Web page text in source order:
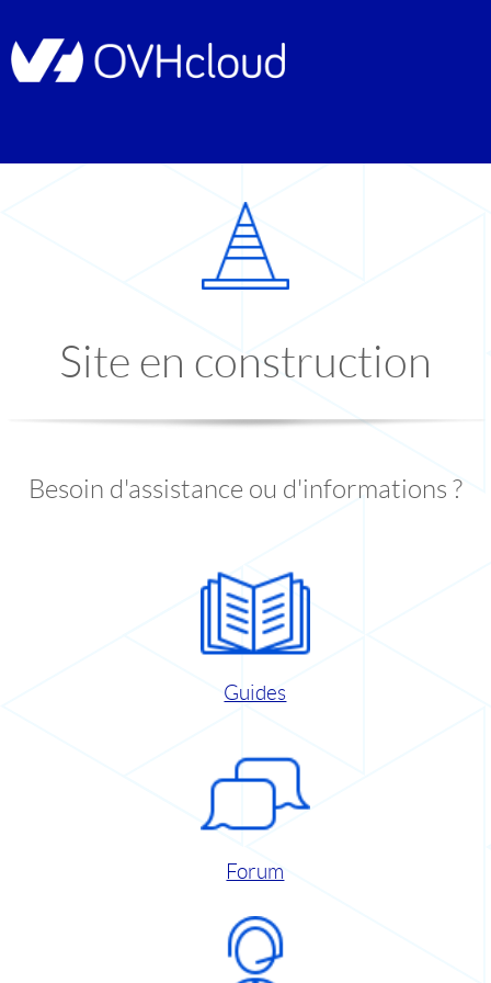
Site en construction
Besoin d'assistance ou d'informations ?
Guides
Forum